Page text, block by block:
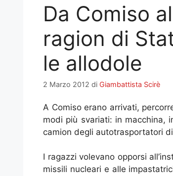
Da Comiso
ragion di
le allodole
2 Marzo 2012 di Giambattista Scirè
A Comiso erano arrivati,
modi più svariati: in macchina,
camion degli autotrasportatori di
I ragazzi volevano opporsi
missili nucleari e alle